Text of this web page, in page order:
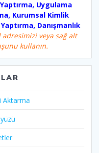
Uygulama
Kurumsal Kimlik
Danışmanlık
adresimizi veya sağ alt
kullanın.
Aktarma